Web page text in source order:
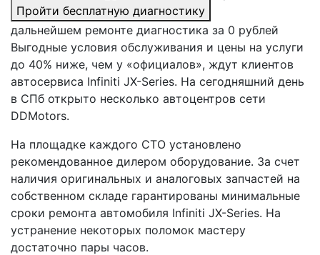
Пройти бесплатную диагностику
дальнейшем ремонте диагностика за 0 рублей
Выгодные условия обслуживания и цены на услуги
до 40% ниже, чем у «официалов», ждут клиентов
автосервиса Infiniti JX-Series. На сегодняшний день
в СПб открыто несколько автоцентров сети
DDMotors.
На площадке каждого СТО установлено
рекомендованное дилером оборудование. За счет
наличия оригинальных и аналоговых запчастей на
собственном складе гарантированы минимальные
сроки ремонта автомобиля Infiniti JX-Series. На
устранение некоторых поломок мастеру
достаточно пары часов.